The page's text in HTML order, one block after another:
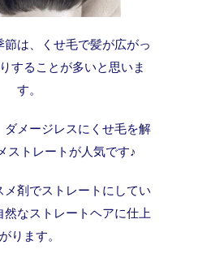
節は、くせ毛で髪が広がっ
することが多いと思いま
す。
ダメージレスにくせ毛を解
ストレートが人気です♪
メ剤でストレートにしてい
然なストレートヘアに仕上
がります。